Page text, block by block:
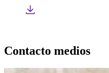
Contacto medios